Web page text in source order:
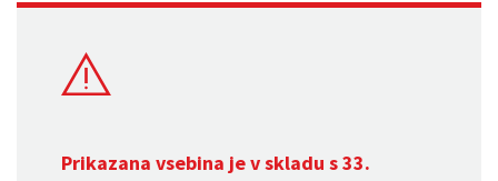
Prikazana vsebina je v skladu s 33.